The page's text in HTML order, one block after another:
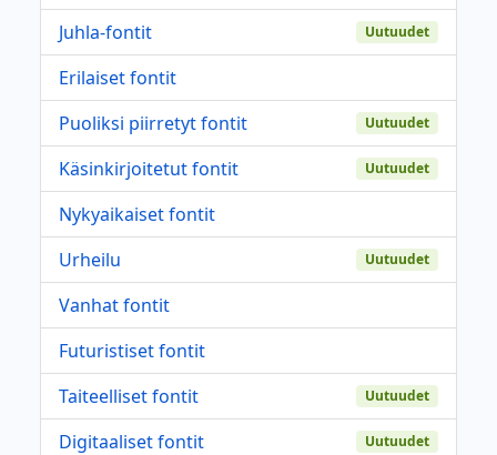
Juhla-fontit
Uutuudet
Erilaiset fontit
Puoliksi piirretyt fontit
Uutuudet
Käsinkirjoitetut fontit Uutuudet
Nykyaikaiset fontit
Urheilu
Uutuudet
Vanhat fontit
Futuristiset fontit
Taiteelliset fontit
Uutuudet
Digitaaliset fontit Uutuudet